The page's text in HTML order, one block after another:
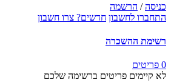
כניסה/ הרשמה
התחברו לחשבון חדשים? צרו חשבון
רשימת ההשכרה
0 פריטים
לא קיימים פריטים ברשימה שלכם